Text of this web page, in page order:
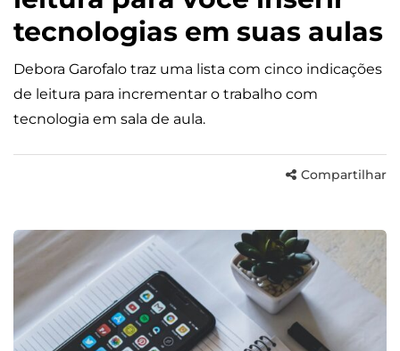
tecnologias em suas aulas
Debora Garofalo traz uma lista com cinco indicações
de leitura para incrementar o trabalho com
tecnologia em sala de aula.
Compartilhar